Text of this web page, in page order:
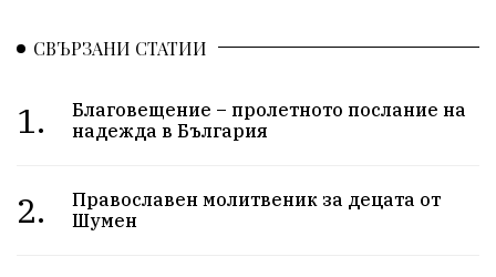
СВЪРЗАНИ СТАТИИ
1.
Благовещение – пролетното послание на
надежда в България
2.
Православен молитвеник за децата от
Шумен